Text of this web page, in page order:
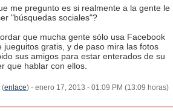
me pregunto es si realmente a la gente le
"búsquedas sociales"?
que mucha gente sólo usa Facebook
jueguitos gratis, y de paso mira las fotos
sus amigos para estar enterados de su
que hablar con ellos.
(enlace) - enero 17, 2013 - 01:09 PM (13:09 horas)